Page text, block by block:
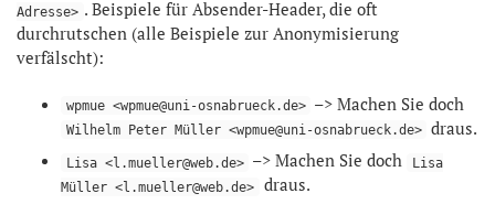
Adresse> . Beispiele für Absender-Header, die oft
durchrutschen (alle Beispiele zur Anonymisierung
verfälscht):
wpmue <wpmue@uni-osnabrueck.de> –> Machen Sie doch
Wilhelm Peter Müller <wpmue@uni-osnabrueck.de> draus.
Lisa <l.mueller@web.de> –> Machen Sie doch
Lisa
Müller <l.mueller@web.de>
draus.